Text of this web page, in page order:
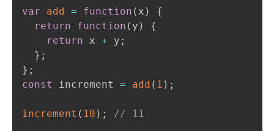
var add = function ( x )
{
return
function ( y )
{
return x + y ;
} ;
} ;
const increment = add ( 1 ) ;
increment ( 10 ) ; // 11